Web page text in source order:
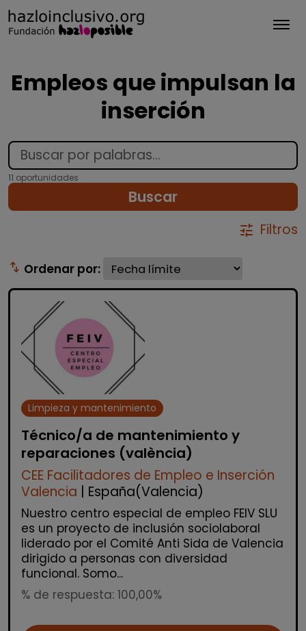
Empleos que impulsan la
inserción
11 oportunidades
Buscar
tune Filtros
swap_vert Ordenar por:
Limpieza y mantenimiento
Técnico/a de mantenimiento y
reparaciones (valència)
CEE Facilitadores de Empleo e Inserción
Valencia | España(Valencia)
Nuestro centro especial de empleo FEIV SLU
es un proyecto de inclusión sociolaboral
liderado por el Comité Anti Sida de Valencia
dirigido a personas con diversidad
funcional. Somo...
% de respuesta: 100,00%